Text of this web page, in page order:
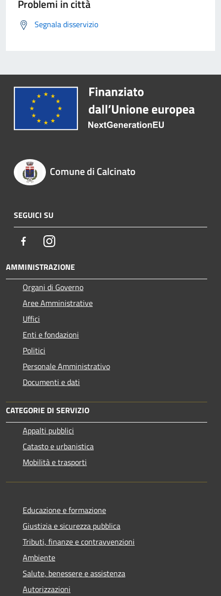
Problemi in città
Segnala disservizio
Comune di Calcinato
SEGUICI SU
FacebookInstagram
AMMINISTRAZIONE
Organi di Governo
Aree Amministrative
Uffici
Enti e fondazioni
Politici
Personale Amministrativo
Documenti e dati
CATEGORIE DI SERVIZIO
Appalti pubblici
Catasto e urbanistica
Mobilità e trasporti
Educazione e formazione
Giustizia e sicurezza pubblica
Tributi, finanze e contravvenzioni
Ambiente
Salute, benessere e assistenza
Autorizzazioni